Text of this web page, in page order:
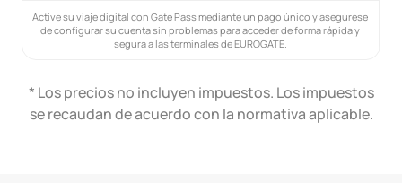
Active su viaje digital con Gate Pass mediante un pago único y asegúrese
de configurar su cuenta sin problemas para acceder de forma rápida y
segura a las terminales de EUROGATE.
* Los precios no incluyen impuestos. Los impuestos
se recaudan de acuerdo con la normativa aplicable.